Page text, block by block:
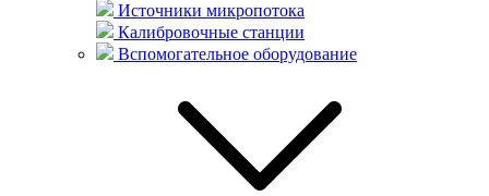
Источники микропотока
Калибровочные станции
Вспомогательное оборудование